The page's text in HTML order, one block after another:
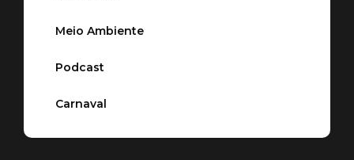
Meio Ambiente
Podcast
Carnaval